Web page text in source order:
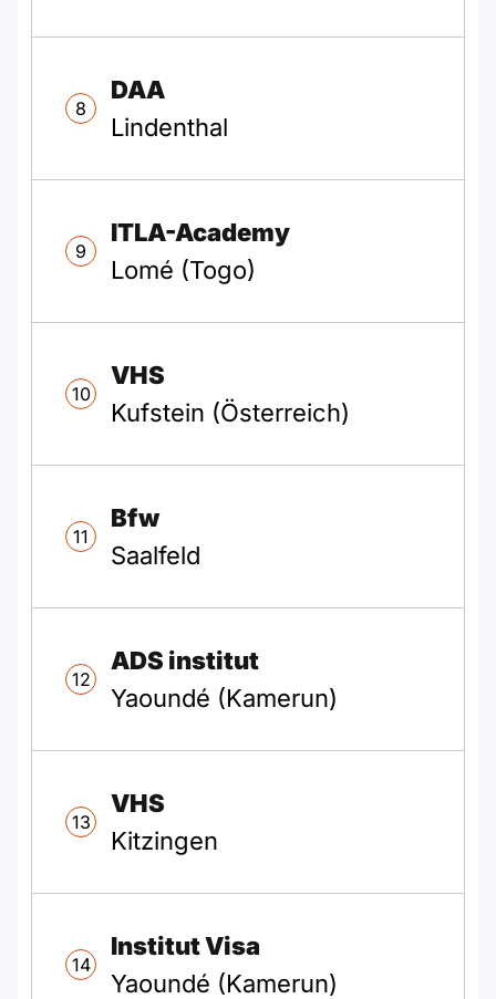
8
DAA
Lindenthal
9
ITLA-Academy
Lomé (Togo)
10
VHS
Kufstein (Österreich)
11
Bfw
Saalfeld
12
ADS institut
Yaoundé (Kamerun)
13
VHS
Kitzingen
14
Institut Visa
Yaoundé (Kamerun)